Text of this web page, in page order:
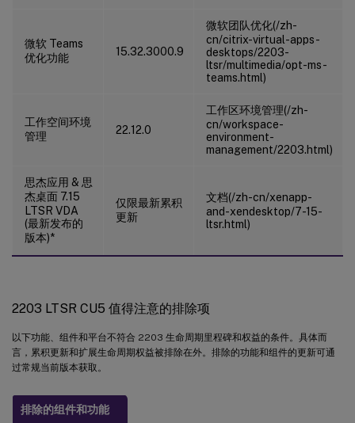
微软 Teams
优化功能
15.32.3000.9
微软团队优化(/zh-
cn/citrix-virtual-apps-
desktops/2203-
ltsr/multimedia/opt-ms-
teams.html)
工作空间环境
管理
22.12.0
工作区环境管理(/zh-
cn/workspace-
environment-
management/2203.html)
思杰应用 & 思
杰桌面 7.15
LTSR VDA
(最新发布的
版本)*
仅限最新累积
更新
文档(/zh-cn/xenapp-
and-xendesktop/7-15-
ltsr.html)
2203 LTSR CU5 值得注意的排除项
以下功能、组件和平台不符合 2203 生命周期里程碑和权益的条件。具体而
言，累积更新和扩展生命周期权益被排除在外。排除的功能和组件的更新可通
过常规当前版本获取。
排除的组件和功能